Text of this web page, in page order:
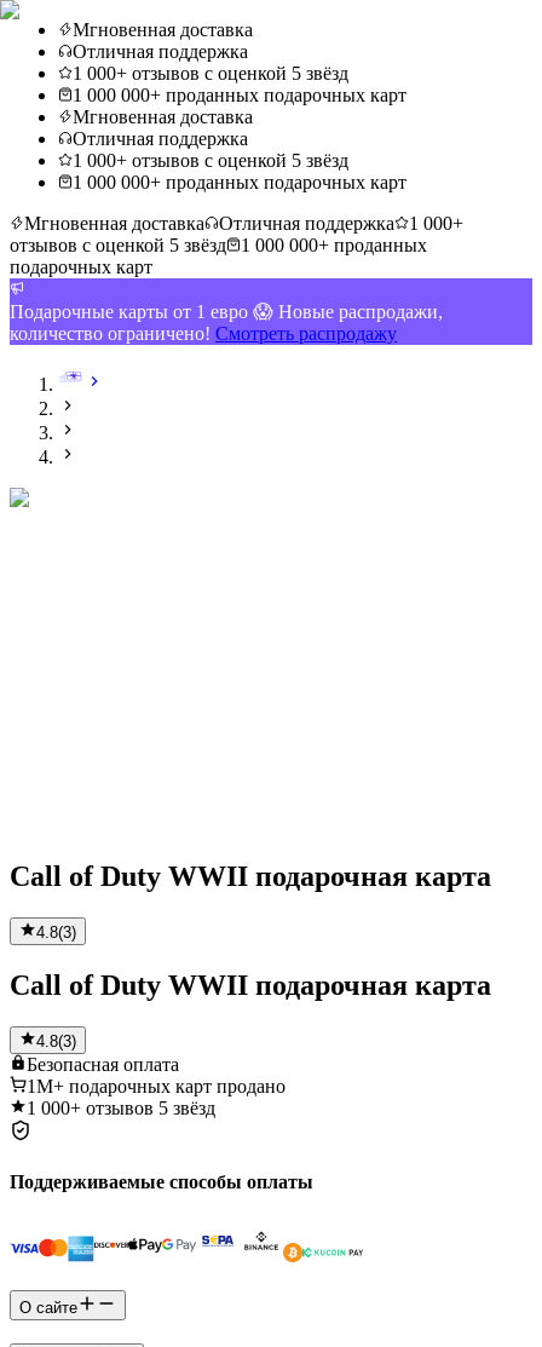
Мгновенная доставка
Отличная поддержка
1 000+ отзывов с оценкой 5 звёзд
1 000 000+ проданных подарочных карт
Мгновенная доставка
Отличная поддержка
1 000+ отзывов с оценкой 5 звёзд
1 000 000+ проданных подарочных карт
Мгновенная доставка
Отличная поддержка
1 000+
отзывов с оценкой 5 звёзд
1 000 000+ проданных
подарочных карт
Подарочные карты от 1 евро 😱 Новые распродажи,
количество ограничено! Смотреть распродажу
Call of Duty WWII подарочная карта
4.8(3)
Call of Duty WWII подарочная карта
4.8(3)
Безопасная оплата
1M+ подарочных карт продано
1 000+ отзывов 5 звёзд
Поддерживаемые способы оплаты
О сайте